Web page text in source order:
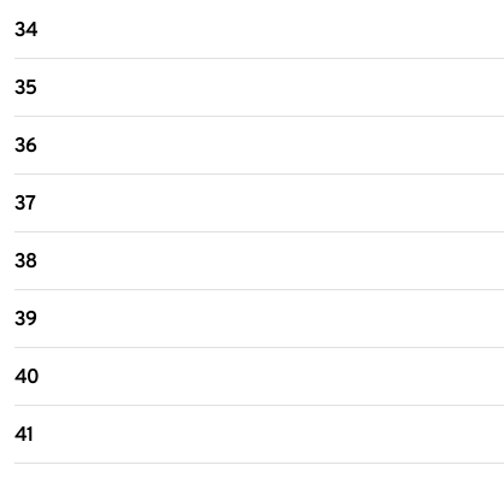
34
35
36
37
38
39
40
41